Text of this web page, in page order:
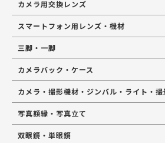
カメラ用交換レンズ
スマートフォン用レンズ・機材
三脚・一脚
カメラバック・ケース
カメラ・撮影機材・ジンバル・ライト・撮
写真額縁・写真立て
双眼鏡・単眼鏡